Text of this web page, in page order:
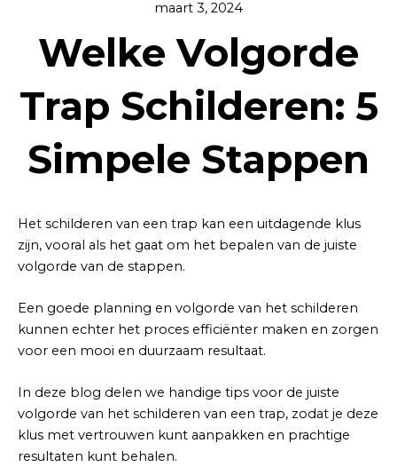
maart 3, 2024
Welke Volgorde
Trap Schilderen: 5
Simpele Stappen
Het schilderen van een trap kan een uitdagende klus
zijn, vooral als het gaat om het bepalen van de juiste
volgorde van de stappen.
Een goede planning en volgorde van het schilderen
kunnen echter het proces efficiënter maken en zorgen
voor een mooi en duurzaam resultaat.
In deze blog delen we handige tips voor de juiste
volgorde van het schilderen van een trap, zodat je deze
klus met vertrouwen kunt aanpakken en prachtige
resultaten kunt behalen.